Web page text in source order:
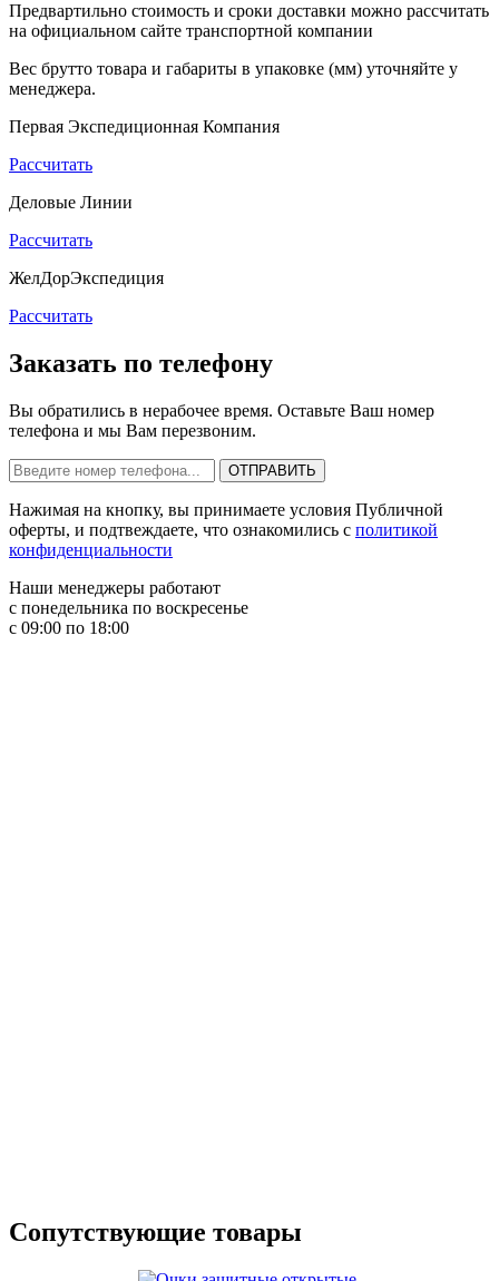
Предвартильно стоимость и сроки доставки можно рассчитать
на официальном сайте транспортной компании
Вес брутто товара и габариты в упаковке (мм) уточняйте у
менеджера.
Первая Экспедиционная Компания
Рассчитать
Деловые Линии
Рассчитать
ЖелДорЭкспедиция
Рассчитать
Заказать по телефону
Вы обратились в нерабочее время. Оставьте Ваш номер
телефона и мы Вам перезвоним.
Нажимая на кнопку, вы принимаете условия Публичной
оферты, и подтвеждаете, что ознакомились с политикой
конфиденциальности
Наши менеджеры работают
с понедельника по воскресенье
с 09:00 по 18:00
Сопутствующие товары